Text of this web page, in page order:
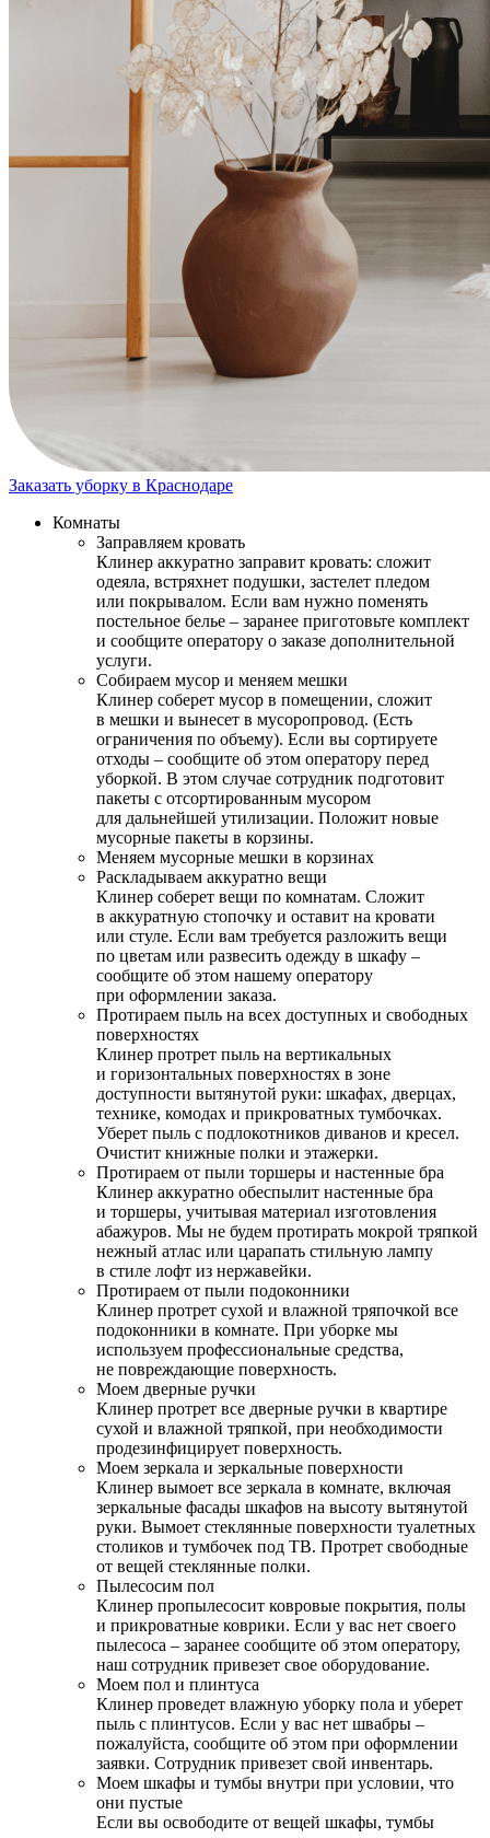
Заказать уборку в Краснодаре
Комнаты
Заправляем кровать
Клинер аккуратно заправит кровать: сложит
одеяла, встряхнет подушки, застелет пледом
или покрывалом. Если вам нужно поменять
постельное белье – заранее приготовьте комплект
и сообщите оператору о заказе дополнительной
услуги.
Собираем мусор и меняем мешки
Клинер соберет мусор в помещении, сложит
в мешки и вынесет в мусоропровод. (Есть
ограничения по объему). Если вы сортируете
отходы – сообщите об этом оператору перед
уборкой. В этом случае сотрудник подготовит
пакеты с отсортированным мусором
для дальнейшей утилизации. Положит новые
мусорные пакеты в корзины.
Меняем мусорные мешки в корзинах
Раскладываем аккуратно вещи
Клинер соберет вещи по комнатам. Сложит
в аккуратную стопочку и оставит на кровати
или стуле. Если вам требуется разложить вещи
по цветам или развесить одежду в шкафу –
сообщите об этом нашему оператору
при оформлении заказа.
Протираем пыль на всех доступных и свободных
поверхностях
Клинер протрет пыль на вертикальных
и горизонтальных поверхностях в зоне
доступности вытянутой руки: шкафах, дверцах,
технике, комодах и прикроватных тумбочках.
Уберет пыль с подлокотников диванов и кресел.
Очистит книжные полки и этажерки.
Протираем от пыли торшеры и настенные бра
Клинер аккуратно обеспылит настенные бра
и торшеры, учитывая материал изготовления
абажуров. Мы не будем протирать мокрой тряпкой
нежный атлас или царапать стильную лампу
в стиле лофт из нержавейки.
Протираем от пыли подоконники
Клинер протрет сухой и влажной тряпочкой все
подоконники в комнате. При уборке мы
используем профессиональные средства,
не повреждающие поверхность.
Моем дверные ручки
Клинер протрет все дверные ручки в квартире
сухой и влажной тряпкой, при необходимости
продезинфицирует поверхность.
Моем зеркала и зеркальные поверхности
Клинер вымоет все зеркала в комнате, включая
зеркальные фасады шкафов на высоту вытянутой
руки. Вымоет стеклянные поверхности туалетных
столиков и тумбочек под ТВ. Протрет свободные
от вещей стеклянные полки.
Пылесосим пол
Клинер пропылесосит ковровые покрытия, полы
и прикроватные коврики. Если у вас нет своего
пылесоса – заранее сообщите об этом оператору,
наш сотрудник привезет свое оборудование.
Моем пол и плинтуса
Клинер проведет влажную уборку пола и уберет
пыль с плинтусов. Если у вас нет швабры –
пожалуйста, сообщите об этом при оформлении
заявки. Сотрудник привезет свой инвентарь.
Моем шкафы и тумбы внутри при условии, что
они пустые
Если вы освободите от вещей шкафы, тумбы